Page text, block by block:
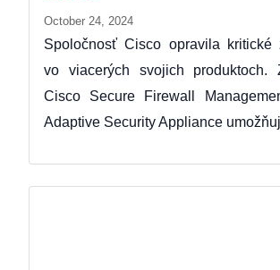
October 24, 2024
Spoločnosť Cisco opravila kritické
vo viacerých svojich produktoch.
Cisco Secure Firewall
Adaptive Security Appliance